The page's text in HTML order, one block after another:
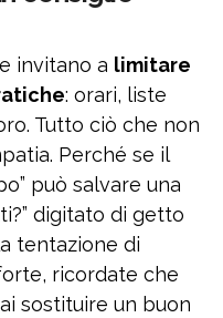
invitano a limitare
: orari, liste
Tutto ciò che non
Perché se il
può salvare una
digitato di getto
tentazione di
ricordate che
sostituire un buon